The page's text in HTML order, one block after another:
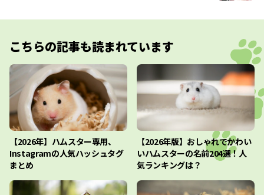
こちらの記事も読まれています
【2026年】ハムスター専用、
Instagramの人気ハッシュタグ
まとめ
【2026年版】おしゃれでかわい
いハムスターの名前204選！人
気ランキングは？